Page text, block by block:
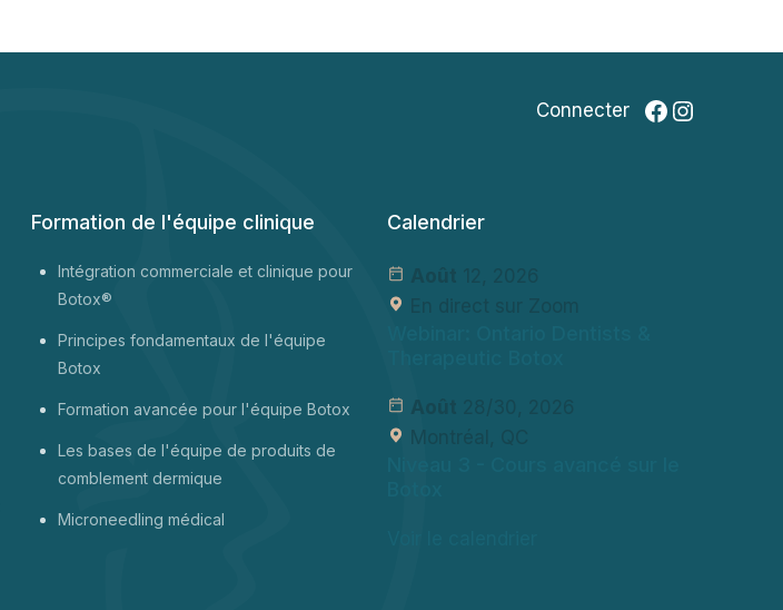
Connecter Facebook
Formation de l'équipe clinique
Intégration commerciale et clinique pour
Botox®
Principes fondamentaux de l'équipe
Botox
Formation avancée pour l'équipe Botox
Les bases de l'équipe de produits de
comblement dermique
Microneedling médical
Calendrier
Août
Montréal, QC